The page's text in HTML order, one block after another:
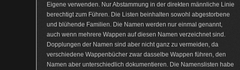
Eigene verwenden. Nur Abstammung in der direkten männliche Linie
berechtigt zum Führen. Die Listen beinhalten sowohl abgestorbene
und blühende Familien. Die Namen werden nur einmal genannt,
auch wenn mehrere Wappen auf diesen Namen verzeichnet sind.
Dopplungen der Namen sind aber nicht ganz zu vermeiden, da
verschiedene Wappenbücher zwar dasselbe Wappen führen, den
Namen aber unterschiedlich dokumentieren. Die Namenslisten habe